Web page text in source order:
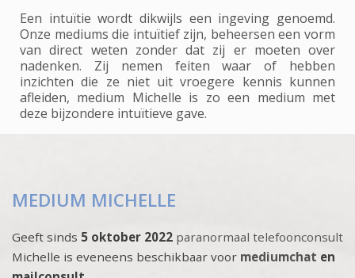
Een intuïtie wordt dikwijls een ingeving genoemd.
Onze mediums die intuïtief zijn, beheersen een vorm
van direct weten zonder dat zij er moeten over
nadenken. Zij nemen feiten waar of hebben
inzichten die ze niet uit vroegere kennis kunnen
afleiden, medium Michelle is zo een medium met
deze bijzondere intuïtieve gave.
MEDIUM MICHELLE
Geeft sinds 5 oktober 2022 paranormaal telefoonconsult
Michelle is eveneens beschikbaar voor mediumchat en